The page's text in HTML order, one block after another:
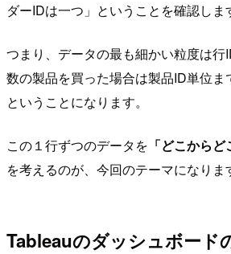
ダーIDは一つ」ということを確認しま
つまり、データの最も細かい粒度は行
数の製品を買った場合は製品ID単位ま
ということになります。
この１行ずつのデータを 「どこから
を考えるのが、今回のテーマになりま
Tableauのダッシュボード